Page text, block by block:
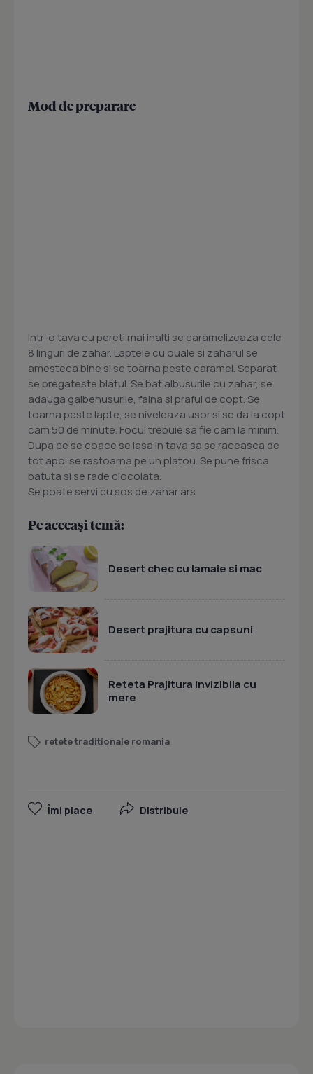
Mod de preparare
Intr-o tava cu pereti mai inalti se caramelizeaza cele
8 linguri de zahar. Laptele cu ouale si zaharul se
amesteca bine si se toarna peste caramel. Separat
se pregateste blatul. Se bat albusurile cu zahar, se
adauga galbenusurile, faina si praful de copt. Se
toarna peste lapte, se niveleaza usor si se da la copt
cam 50 de minute. Focul trebuie sa fie cam la minim.
Dupa ce se coace se lasa in tava sa se raceasca de
tot apoi se rastoarna pe un platou. Se pune frisca
batuta si se rade ciocolata.
Se poate servi cu sos de zahar ars
Pe aceeași temă:
Desert chec cu lamaie si mac
Desert prajitura cu capsuni
Reteta Prajitura invizibila cu
mere
retete traditionale romania
Îmi place Distribuie